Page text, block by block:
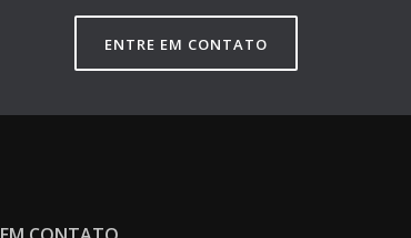
ENTRE EM CONTATO